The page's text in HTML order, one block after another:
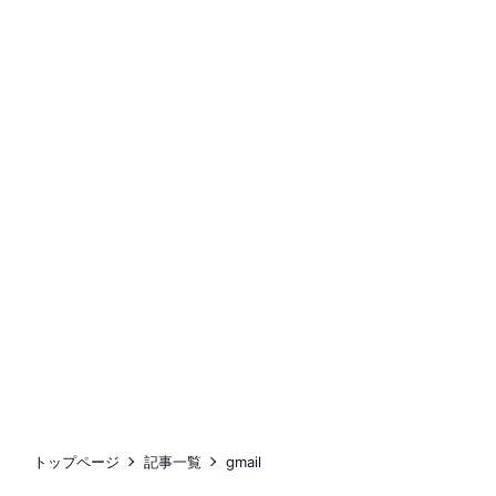
トップページ 記事一覧 gmail